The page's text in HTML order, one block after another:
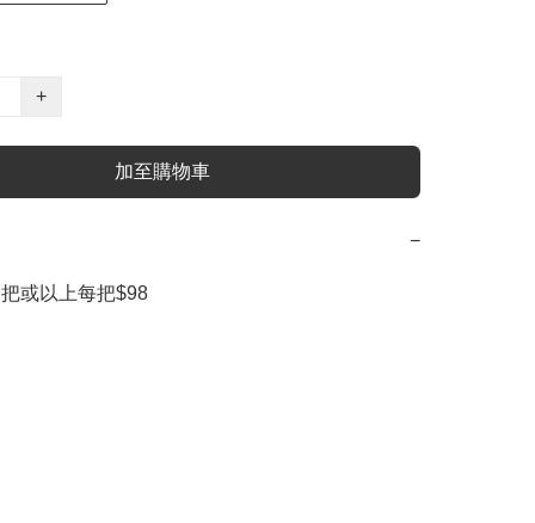
+
加至購物車
−
或以上每把$98